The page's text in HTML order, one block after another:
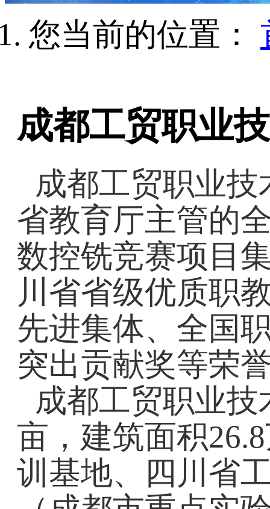
您当前的位置：
成都工贸职业
成都工贸职业
省教育厅主管的
数控铣竞赛项目
川省省级优质职
先进集体、全国
突出贡献奖等荣
成都工贸职业
亩，建筑面积
训基地、四川省